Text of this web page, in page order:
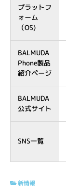
プラットフ
ォーム
（OS)
BALMUDA
Phone製品
紹介ページ
BALMUDA
公式サイト
SNS一覧
新情報